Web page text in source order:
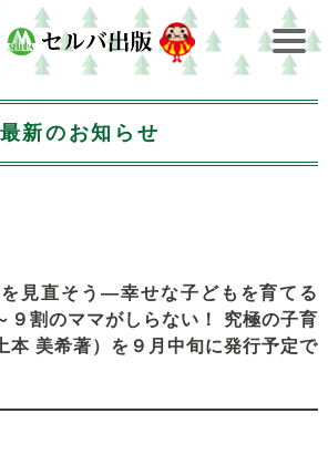
最新のお知らせ
見直そう―幸せな子どもを育てる
９割のママがしらない！ 究極の子育
本 美希著）を９月中旬に発行予定で